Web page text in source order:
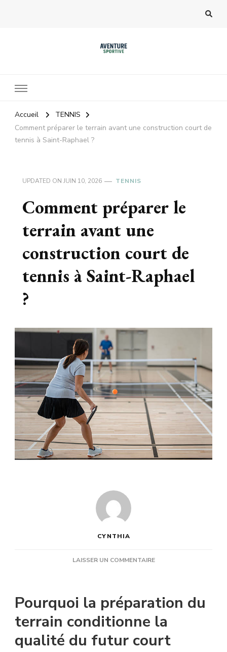
Accueil
TENNIS
Comment préparer le terrain avant une construction court de
tennis à Saint-Raphael ?
UPDATED ON JUIN 10, 2026 TENNIS
Comment préparer le
terrain avant une
construction court de
tennis à Saint-Raphael
?
CYNTHIA
LAISSER UN COMMENTAIRESUR
TERRAIN
UNE
CONSTRUCTION
COURT
Pourquoi la préparation du
terrain conditionne la
qualité du futur court